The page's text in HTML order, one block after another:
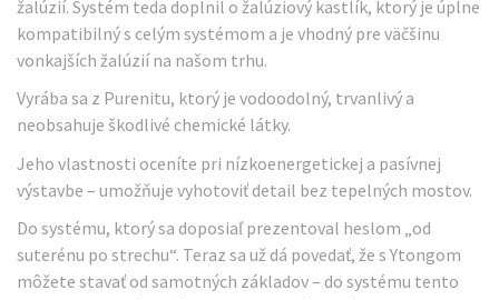
žalúzií. Systém teda doplnil o žalúziový kastlík, ktorý je úplne
kompatibilný s celým systémom a je vhodný pre väčšinu
vonkajších žalúzií na našom trhu.
Vyrába sa z Purenitu, ktorý je vodoodolný, trvanlivý a
neobsahuje škodlivé chemické látky.
Jeho vlastnosti oceníte pri nízkoenergetickej a pasívnej
výstavbe – umožňuje vyhotoviť detail bez tepelných mostov.
Do systému, ktorý sa doposiaľ prezentoval heslom „od
suterénu po strechu“. Teraz sa už dá povedať, že s Ytongom
môžete stavať od samotných základov – do systému tento